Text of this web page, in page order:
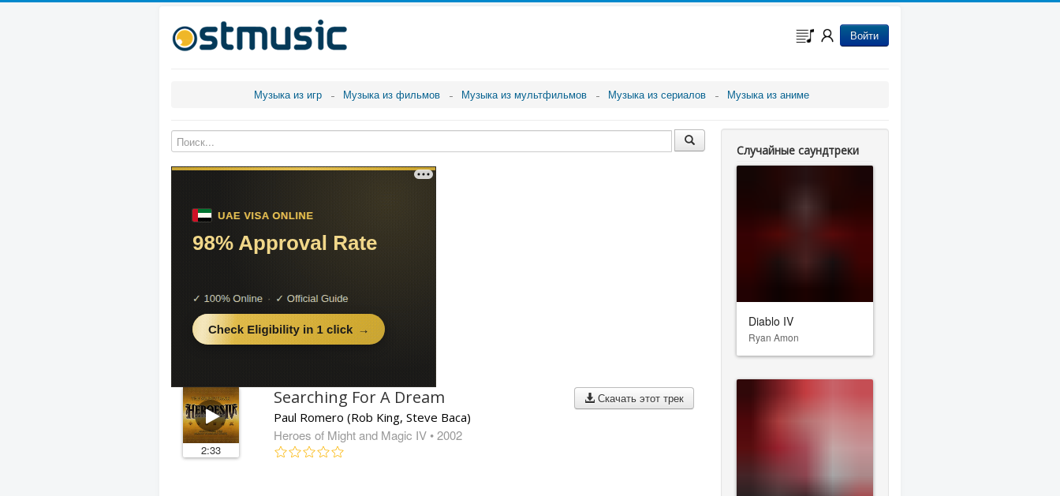
Войти
Музыка из игр Музыка из фильмов Музыка из мультфильмов Музыка из сериалов Музыка из аниме
2:33
Скачать этот трек
Searching For A Dream
Paul Romero (Rob King, Steve Baca)
Heroes of Might and Magic IV • 2002
Случайные саундтреки
Diablo IV
Ryan Amon